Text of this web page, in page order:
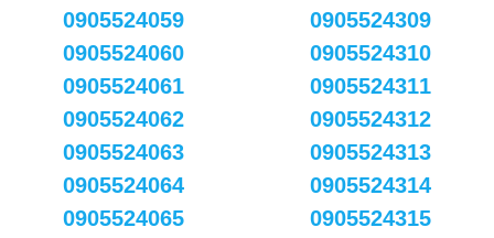
0905524059
0905524060
0905524061
0905524062
0905524063
0905524064
0905524065
0905524309
0905524310
0905524311
0905524312
0905524313
0905524314
0905524315